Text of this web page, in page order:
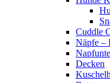
Cuddle
Näpfe –
Decken